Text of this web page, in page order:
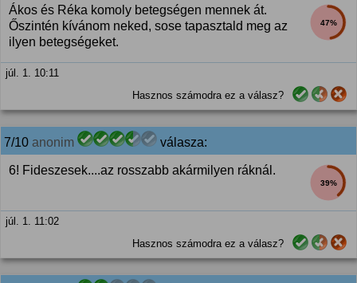
47%
Ákos és Réka komoly betegségen mennek át.
Őszintén kívánom neked, sose tapasztald meg az
ilyen betegségeket.
júl. 1. 10:11
Hasznos számodra ez a válasz?
7/10 anonim válasza:
39%
6! Fideszesek....az rosszabb akármilyen ráknál.
júl. 1. 11:02
Hasznos számodra ez a válasz?